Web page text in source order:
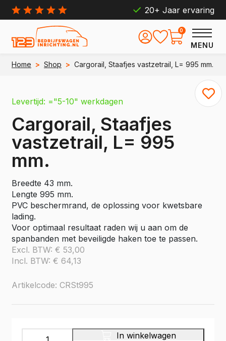
20+ Jaar ervaring
MENU
0
Home > Shop > Cargorail, Staafjes vastzetrail, L= 995 mm.
Levertijd: ="5-10" werkdagen
Cargorail, Staafjes
vastzetrail, L= 995
mm.
Breedte 43 mm.
Lengte 995 mm.
PVC beschermrand, de oplossing voor kwetsbare
lading.
Voor optimaal resultaat raden wij u aan om de
spanbanden met beveiligde haken toe te passen.
Excl. BTW: € 53,00
Incl. BTW: € 64,13
Artikelcode: CRSt995
Cargorail,
In winkelwagen